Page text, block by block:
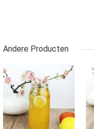
Andere Producten